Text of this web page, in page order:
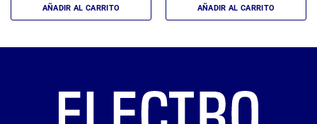
AÑADIR AL CARRITO AÑADIR AL CARRITO